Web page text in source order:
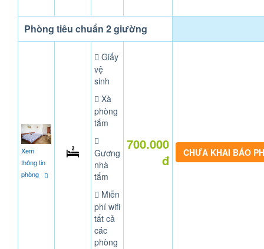
Phòng tiêu chuẩn 2 giường
Xem
thông tin
phòng
Giấy
vệ
sinh
Xà
phòng
tắm
Gương
nhà
tắm
Miễn
phí wifi
tất cả
các
phòng
700.000
đ
CHƯA KHAI BÁO